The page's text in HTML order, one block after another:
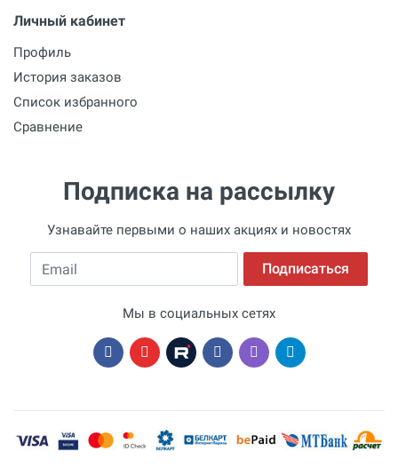
Личный кабинет
Профиль
История заказов
Список избранного
Сравнение
Подписка на рассылку
Узнавайте первыми о наших акциях и новостях
Email Подписаться
Мы в социальных сетях